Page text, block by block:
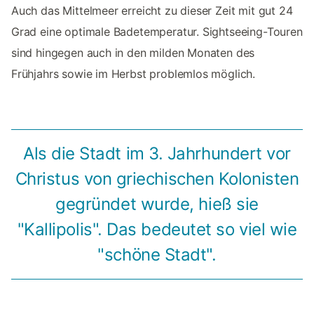
Auch das Mittelmeer erreicht zu dieser Zeit mit gut 24
Grad eine optimale Badetemperatur. Sightseeing-Touren
sind hingegen auch in den milden Monaten des
Frühjahrs sowie im Herbst problemlos möglich.
Als die Stadt im 3. Jahrhundert vor
Christus von griechischen Kolonisten
gegründet wurde, hieß sie
"Kallipolis". Das bedeutet so viel wie
"schöne Stadt".